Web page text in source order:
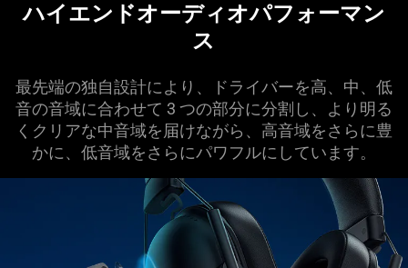
ハイエンドオーディオパフォーマン
ス
最先端の独自設計により、ドライバーを高、中、低
音の音域に合わせて 3 つの部分に分割し、より明る
くクリアな中音域を届けながら、高音域をさらに豊
かに、低音域をさらにパワフルにしています。